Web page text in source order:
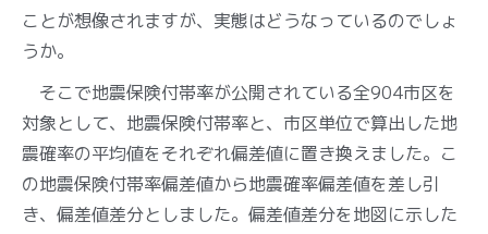
ことが想像されますが、実態はどうなっているのでしょ
うか。
そこで地震保険付帯率が公開されている全904市区を
対象として、地震保険付帯率と、市区単位で算出した地
震確率の平均値をそれぞれ偏差値に置き換えました。こ
の地震保険付帯率偏差値から地震確率偏差値を差し引
き、偏差値差分としました。偏差値差分を地図に示した